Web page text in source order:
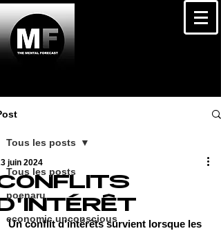
Tous les posts
poenaru
economic unconscious
Tous les posts
juin 2024
Un conflit d'intérêts survient lorsque les